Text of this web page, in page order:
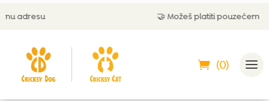
🤝 Možeš platiti pouzećem
(0)